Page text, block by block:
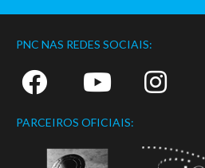
PNC NAS REDES SOCIAIS:
PARCEIROS OFICIAIS: